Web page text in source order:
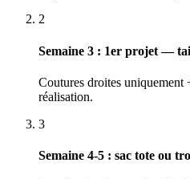
2
Semaine 3 : 1er projet —
Coutures droites uniquement
réalisation.
3
Semaine 4-5 : sac tote ou